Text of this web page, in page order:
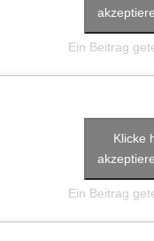
Ein Beitrag
Ein Beitrag
Klicke